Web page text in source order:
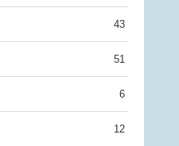
43
51
6
12